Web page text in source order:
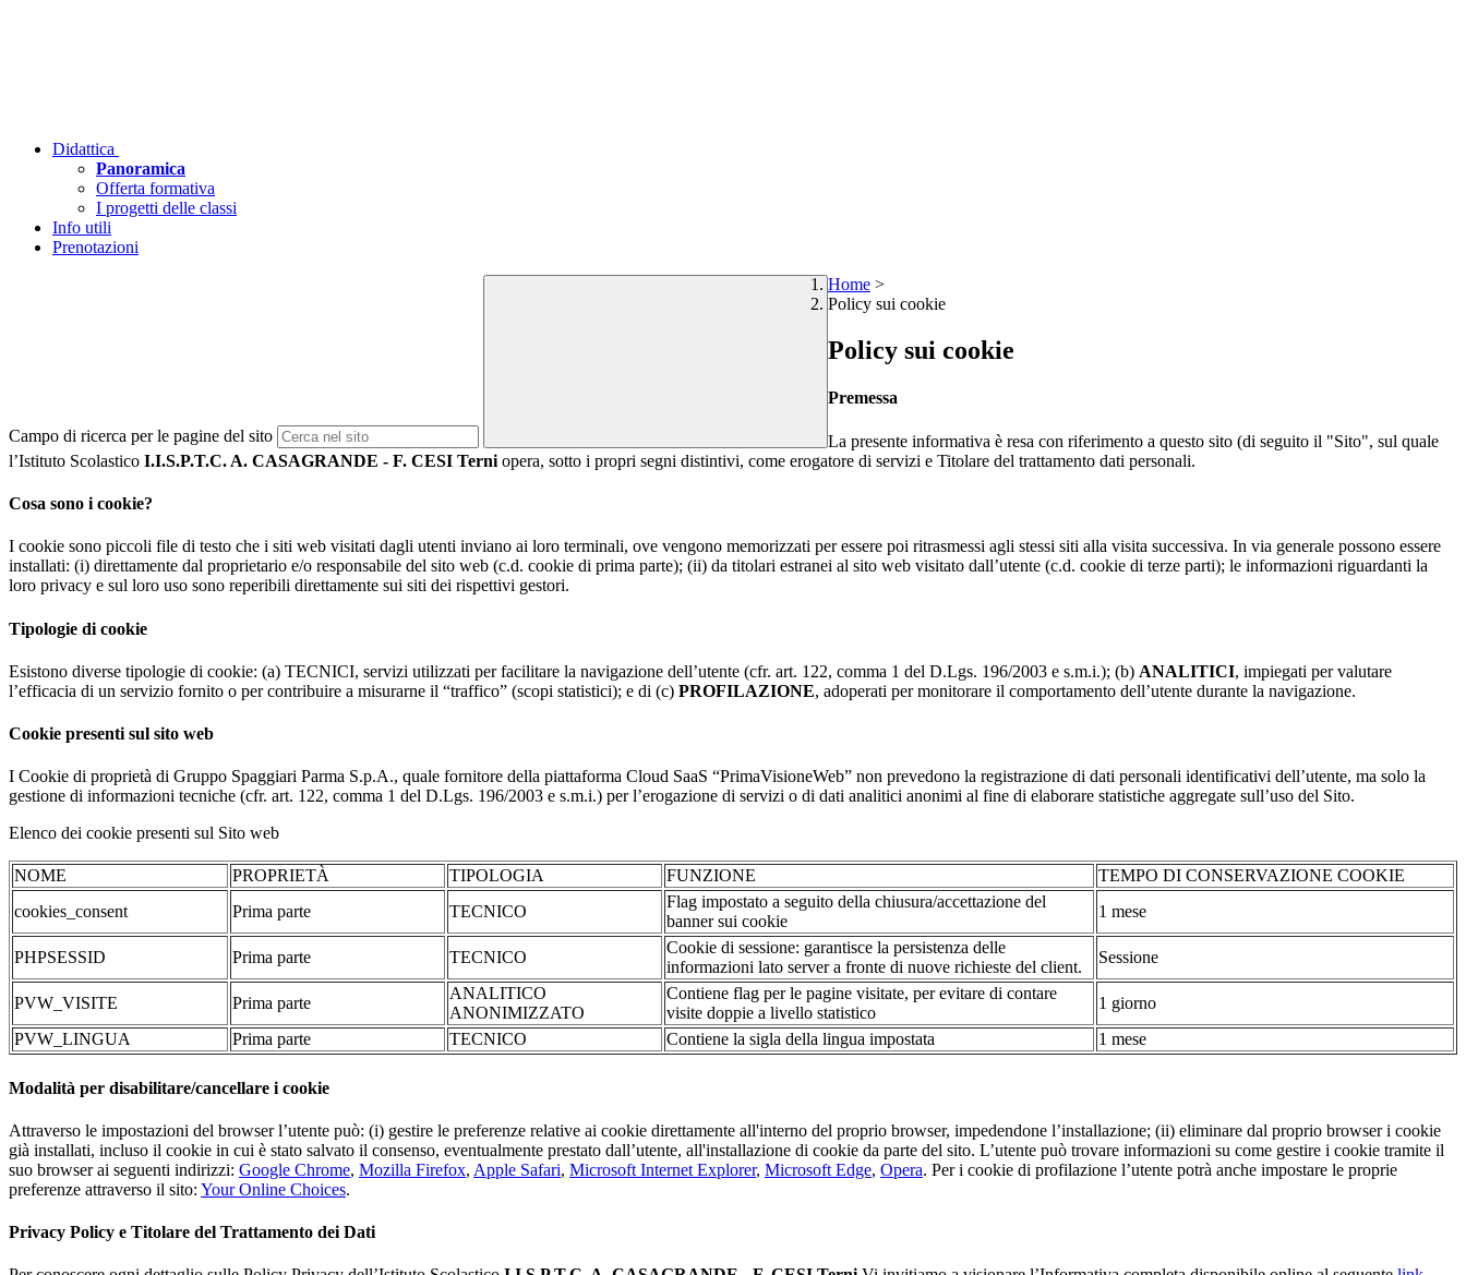
Didattica
Panoramica
Offerta formativa
I progetti delle classi
Info utili
Prenotazioni
Campo di ricerca per le pagine del sito
Home >
Policy sui cookie
Policy sui cookie
Premessa
La presente informativa è resa con riferimento a questo sito (di seguito il "Sito", sul quale
l’Istituto Scolastico I.I.S.P.T.C. A. CASAGRANDE - F. CESI Terni opera, sotto i propri segni distintivi, come erogatore di servizi e Titolare del trattamento dati personali.
Cosa sono i cookie?
I cookie sono piccoli file di testo che i siti web visitati dagli utenti inviano ai loro terminali, ove vengono memorizzati per essere poi ritrasmessi agli stessi siti alla visita successiva. In via generale possono essere
installati: (i) direttamente dal proprietario e/o responsabile del sito web (c.d. cookie di prima parte); (ii) da titolari estranei al sito web visitato dall’utente (c.d. cookie di terze parti); le informazioni riguardanti la
loro privacy e sul loro uso sono reperibili direttamente sui siti dei rispettivi gestori.
Tipologie di cookie
Esistono diverse tipologie di cookie: (a) TECNICI, servizi utilizzati per facilitare la navigazione dell’utente (cfr. art. 122, comma 1 del D.Lgs. 196/2003 e s.m.i.); (b) ANALITICI, impiegati per valutare
l’efficacia di un servizio fornito o per contribuire a misurarne il “traffico” (scopi statistici); e di (c) PROFILAZIONE, adoperati per monitorare il comportamento dell’utente durante la navigazione.
Cookie presenti sul sito web
I Cookie di proprietà di Gruppo Spaggiari Parma S.p.A., quale fornitore della piattaforma Cloud SaaS “PrimaVisioneWeb” non prevedono la registrazione di dati personali identificativi dell’utente, ma solo la
gestione di informazioni tecniche (cfr. art. 122, comma 1 del D.Lgs. 196/2003 e s.m.i.) per l’erogazione di servizi o di dati analitici anonimi al fine di elaborare statistiche aggregate sull’uso del Sito.
Elenco dei cookie presenti sul Sito web
NOME PROPRIETÀ TIPOLOGIA FUNZIONE
TEMPO DI CONSERVAZIONE COOKIE
cookies_consent
Prima parte TECNICO
Flag impostato a seguito della chiusura/accettazione del
banner sui cookie
1 mese
PHPSESSID Prima parte TECNICO
Cookie di sessione: garantisce la persistenza delle
informazioni lato server a fronte di nuove richieste del client.
Sessione
PVW_VISITE Prima parte
ANALITICO
ANONIMIZZATO
Contiene flag per le pagine visitate, per evitare di contare
visite doppie a livello statistico
1 giorno
PVW_LINGUA
Prima parte TECNICO Contiene la sigla della lingua impostata 1 mese
Modalità per disabilitare/cancellare i cookie
Attraverso le impostazioni del browser l’utente può: (i) gestire le preferenze relative ai cookie direttamente all'interno del proprio browser, impedendone l’installazione; (ii) eliminare dal proprio browser i cookie
già installati, incluso il cookie in cui è stato salvato il consenso, eventualmente prestato dall’utente, all'installazione di cookie da parte del sito. L’utente può trovare informazioni su come gestire i cookie tramite il
suo browser ai seguenti indirizzi: Google Chrome, Mozilla Firefox, Apple Safari, Microsoft Internet Explorer, Microsoft Edge, Opera. Per i cookie di profilazione l’utente potrà anche impostare le proprie
preferenze attraverso il sito: Your Online Choices.
Privacy Policy e Titolare del Trattamento dei Dati